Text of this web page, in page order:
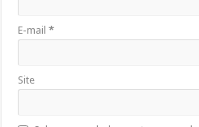
E-mail*
Site